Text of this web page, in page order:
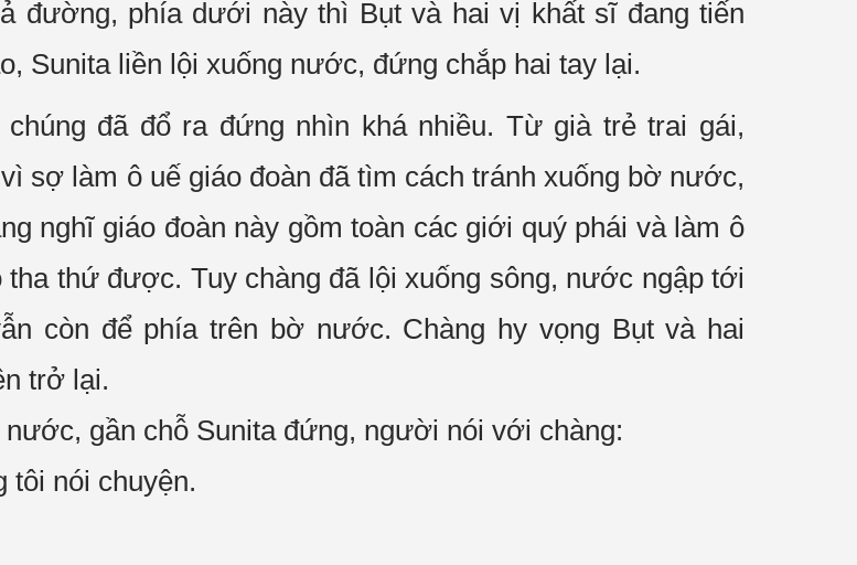
đường, phía dưới này thì Bụt và hai vị khất sĩđangtiến
Sunita liền lội xuống nước, đứng chắp hai tay lại.
đã đổ ra đứng nhìn khá nhiều. Từ già trẻ trai gái,
sợ làm ô uế giáo đoàn đã tìm cách tránh xuống bờ nước,
nghĩ giáo đoàn này gồm toàn các giới quý phái và làm ô
tha thứđược. Tuy chàng đã lội xuống sông, nước ngập tới
còn để phía trên bờ nước. Chàng hy vọng Bụt và hai
trở lại.
gần chỗ Sunita đứng, người nói với chàng:
tôi nói chuyện.